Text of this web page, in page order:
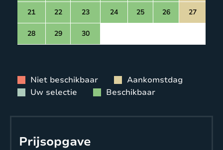
21 22 23 24 25 26 27
28 29 30
Niet beschikbaar
Aankomstdag
Uw selectie
Beschikbaar
Prijsopgave